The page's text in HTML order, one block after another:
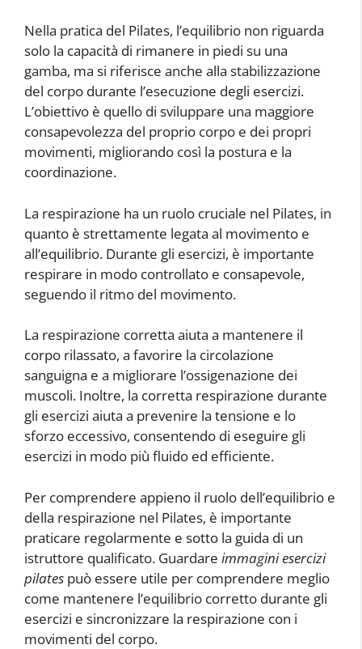
Nella pratica del Pilates, l’equilibrio non riguarda
solo la capacità di rimanere in piedi su una
gamba, ma si riferisce anche alla stabilizzazione
del corpo durante l’esecuzione degli esercizi.
L’obiettivo è quello di sviluppare una maggiore
consapevolezza del proprio corpo e dei propri
movimenti, migliorando così la postura e la
coordinazione.
La respirazione ha un ruolo cruciale nel Pilates, in
quanto è strettamente legata al movimento e
all’equilibrio. Durante gli esercizi, è importante
respirare in modo controllato e consapevole,
seguendo il ritmo del movimento.
La respirazione corretta aiuta a mantenere il
corpo rilassato, a favorire la circolazione
sanguigna e a migliorare l’ossigenazione dei
muscoli. Inoltre, la corretta respirazione durante
gli esercizi aiuta a prevenire la tensione e lo
sforzo eccessivo, consentendo di eseguire gli
esercizi in modo più fluido ed efficiente.
Per comprendere appieno il ruolo dell’equilibrio e
della respirazione nel Pilates, è importante
praticare regolarmente e sotto la guida di un
istruttore qualificato. Guardare immagini esercizi
pilates può essere utile per comprendere meglio
come mantenere l’equilibrio corretto durante gli
esercizi e sincronizzare la respirazione con i
movimenti del corpo.